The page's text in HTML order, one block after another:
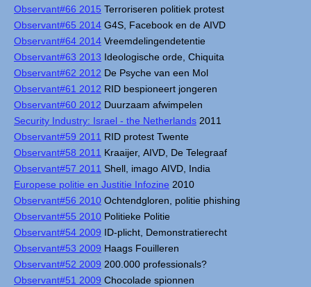
Observant#66 2015 Terroriseren politiek protest
Observant#65 2014 G4S, Facebook en de AIVD
Observant#64 2014 Vreemdelingendetentie
Observant#63 2013 Ideologische orde, Chiquita
Observant#62 2012 De Psyche van een Mol
Observant#61 2012 RID bespioneert jongeren
Observant#60 2012 Duurzaam afwimpelen
Security Industry: Israel - the Netherlands 2011
Observant#59 2011 RID protest Twente
Observant#58 2011 Kraaijer, AIVD, De Telegraaf
Observant#57 2011 Shell, imago AIVD, India
Europese politie en Justitie Infozine 2010
Observant#56 2010 Ochtendgloren, politie phishing
Observant#55 2010 Politieke Politie
Observant#54 2009 ID-plicht, Demonstratierecht
Observant#53 2009 Haags Fouilleren
Observant#52 2009 200.000 professionals?
Observant#51 2009 Chocolade spionnen